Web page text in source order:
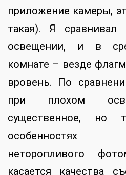
приложение камеры,
такая). Я
освещении, и в
комнате – везде
вровень. По
при плохом
существенное,
особенностях
неторопливого
касается качества